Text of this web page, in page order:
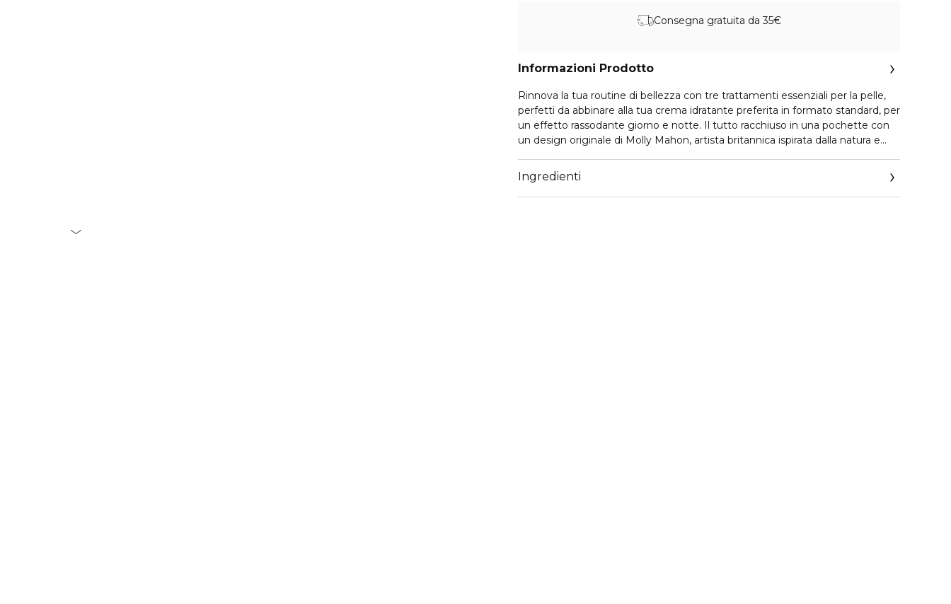
Consegna gratuita da 35€
Informazioni Prodotto
Rinnova la tua routine di bellezza con tre trattamenti essenziali per la pelle,
perfetti da abbinare alla tua crema idratante preferita in formato standard, per
un effetto rassodante giorno e notte. Il tutto racchiuso in una pochette con
un design originale di Molly Mahon, artista britannica ispirata dalla natura e
Con il tempo, Advanced Night Repair Serum 15ml aiuta la pelle a risultare più
liscia e levigata, visibilmente più giovane, luminosa e uniforme.
Ingredienti